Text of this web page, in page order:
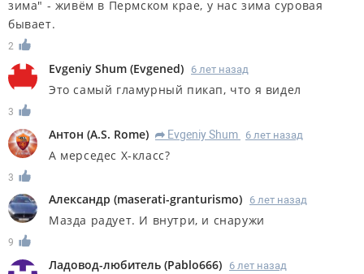
зима" - живём в Пермском крае, у нас зима суровая
бывает.
2
Evgeniy Shum (Evgened) 6 лет назад
Это самый гламурный пикап, что я видел
3
Антон (A.S. Rome) R Evgeniy Shum 6 лет назад
А мерседес Х-класс?
3
Александр (maserati-granturismo) 6 лет назад
Мазда радует. И внутри, и снаружи
9
Ладовод-любитель (Pablo666) 6 лет назад